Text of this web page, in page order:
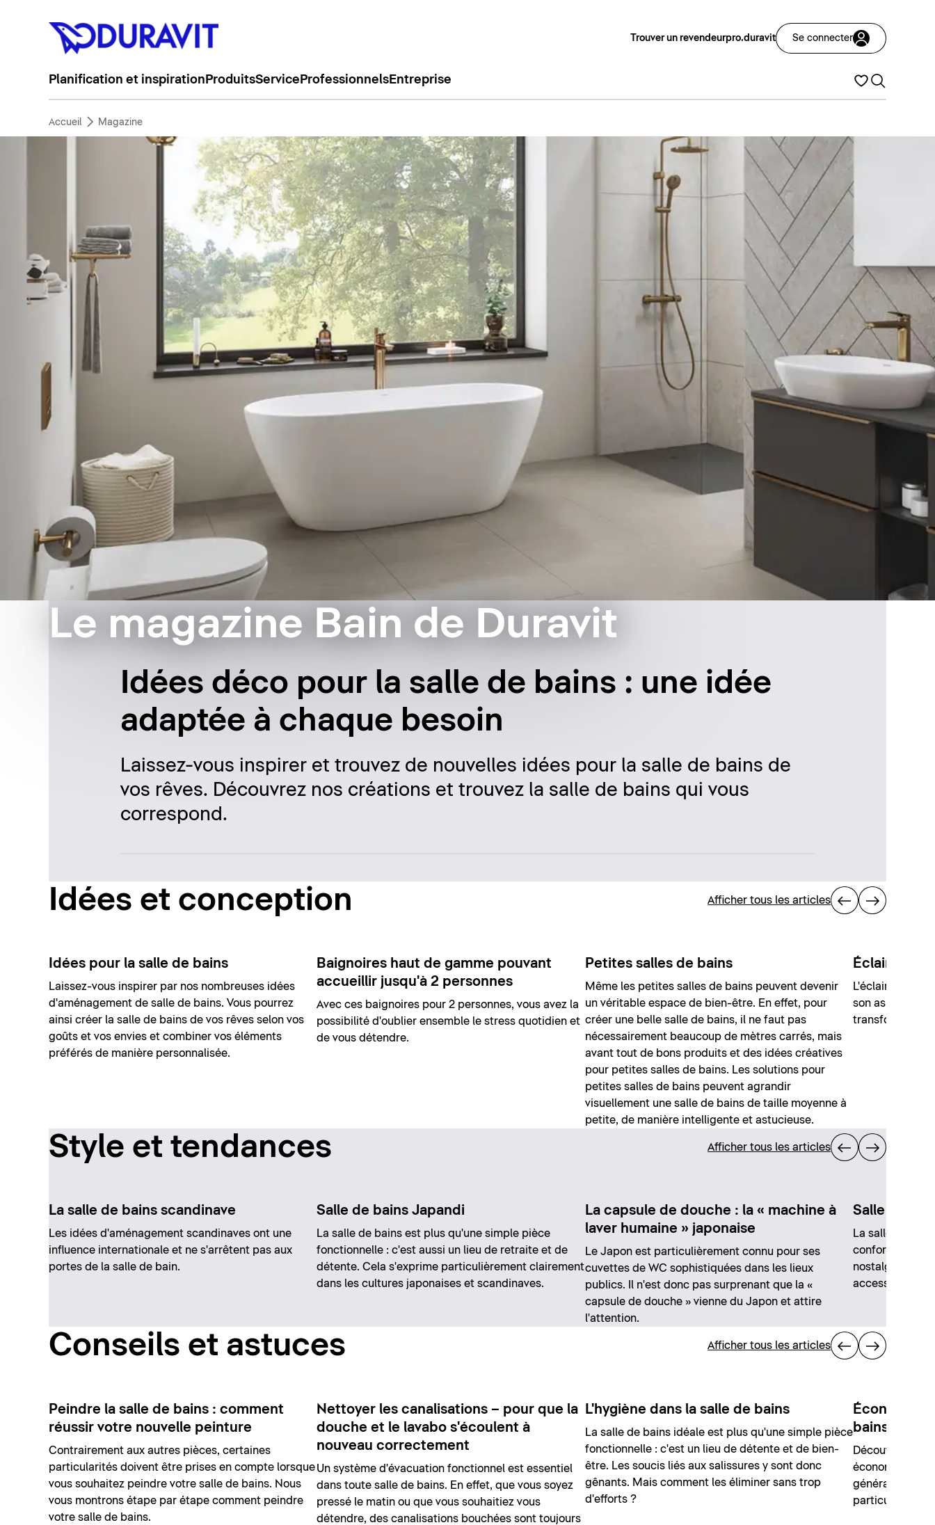
Trouver un revendeurpro.duravit Se connecter
Planification et inspiration ProduitsService ProfessionnelsEntreprise
Accueil Magazine
Le magazine Bain de Duravit
Idées déco pour la salle de bains : une idée
adaptée à chaque besoin
Laissez-vous inspirer et trouvez de nouvelles idées pour la salle de bains de
vos rêves. Découvrez nos créations et trouvez la salle de bains qui vous
correspond.
Idées et conception Afficher tous les articles
Idées pour la salle de bains
Laissez-vous inspirer par nos nombreuses idées
d'aménagement de salle de bains. Vous pourrez
ainsi créer la salle de bains de vos rêves selon vos
goûts et vos envies et combiner vos éléments
préférés de manière personnalisée.
Baignoires haut de gamme pouvant
accueillir jusqu'à 2 personnes
Avec ces baignoires pour 2 personnes, vous avez la
possibilité d'oublier ensemble le stress quotidien et
de vous détendre.
Petites salles de bains
Même les petites salles de bains peuvent devenir
un véritable espace de bien-être. En effet, pour
créer une belle salle de bains, il ne faut pas
nécessairement beaucoup de mètres carrés, mais
avant tout de bons produits et des idées créatives
pour petites salles de bains. Les solutions pour
petites salles de bains peuvent agrandir
visuellement une salle de bains de taille moyenne à
petite, de manière intelligente et astucieuse.
Éclairage
L'éclairage
son aspect
transforme la
Style et tendances Afficher tous les articles
La salle de bains scandinave
Les idées d'aménagement scandinaves ont une
influence internationale et ne s'arrêtent pas aux
portes de la salle de bain.
Salle de bains Japandi
La salle de bains est plus qu'une simple pièce
fonctionnelle : c'est aussi un lieu de retraite et de
détente. Cela s'exprime particulièrement clairement
dans les cultures japonaises et scandinaves.
La capsule de douche : la « machine à
laver humaine » japonaise
Le Japon est particulièrement connu pour ses
cuvettes de WC sophistiquées dans les lieux
publics. Il n'est donc pas surprenant que la «
capsule de douche » vienne du Japon et attire
l'attention.
Salle de
La salle de
confort
nostalgique
accessoires
Conseils et astuces Afficher tous les articles
Peindre la salle de bains : comment
réussir votre nouvelle peinture
Contrairement aux autres pièces, certaines
particularités doivent être prises en compte lorsque
vous souhaitez peindre votre salle de bains. Nous
vous montrons étape par étape comment peindre
votre salle de bains.
Nettoyer les canalisations – pour que la
douche et le lavabo s'écoulent à
nouveau correctement
Un système d'évacuation fonctionnel est essentiel
dans toute salle de bains. En effet, que vous soyez
pressé le matin ou que vous souhaitiez vous
détendre, des canalisations bouchées sont toujours
L'hygiène dans la salle de bains
La salle de bains idéale est plus qu'une simple pièce
fonctionnelle : c'est un lieu de détente et de bien-
être. Les soucis liés aux salissures y sont donc
gênants. Mais comment les éliminer sans trop
d'efforts ?
bains
Découvrez nos
économiser de
général et
particulier.